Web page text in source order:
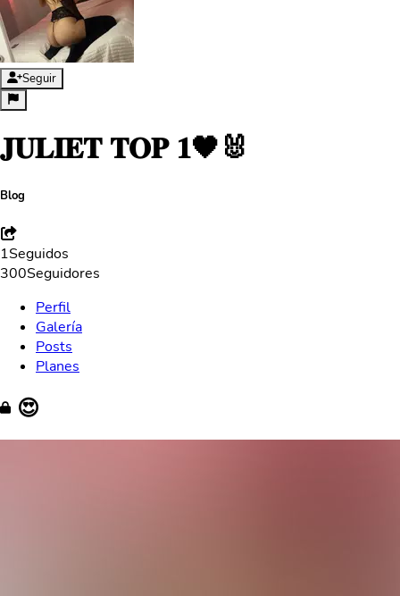
Seguir
𝐉𝐔𝐋𝐈𝐄𝐓 𝐓𝐎𝐏 𝟏🖤🐰
Blog
1Seguidos
300Seguidores
Perfil
Galería
Posts
Planes
😍